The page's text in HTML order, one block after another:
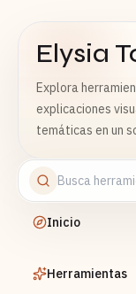
Elysia
Explora
explicaciones
temáticas en un
Inicio
Herramientas